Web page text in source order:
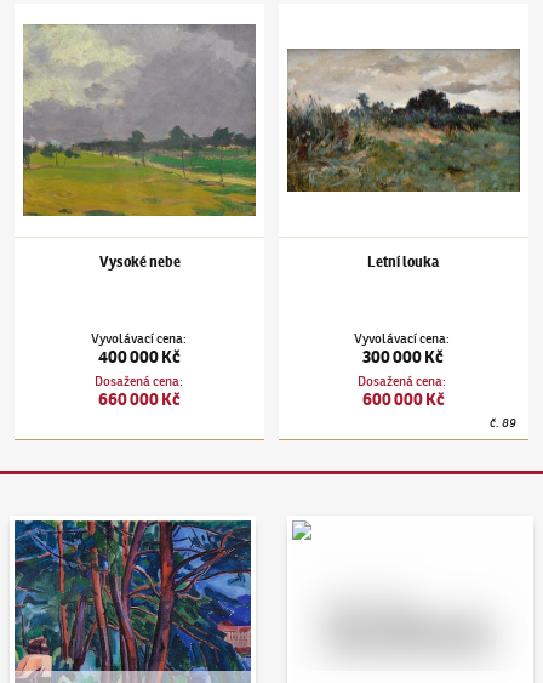
Vysoké nebe
Vyvolávací cena:
400 000 Kč
Dosažená cena:
660 000 Kč
Letní louka
Vyvolávací cena:
300 000 Kč
Dosažená cena:
600 000 Kč
č.89
Aukční den 95 Dražit online - Artslimit